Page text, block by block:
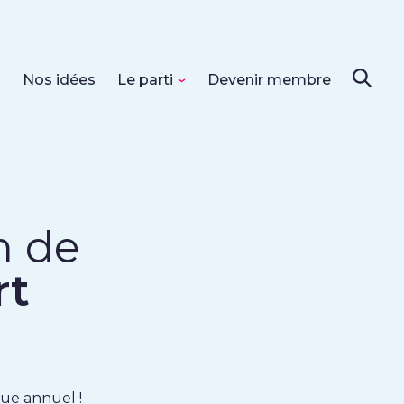
Nos idées Le parti Devenir membre
de
annuel !